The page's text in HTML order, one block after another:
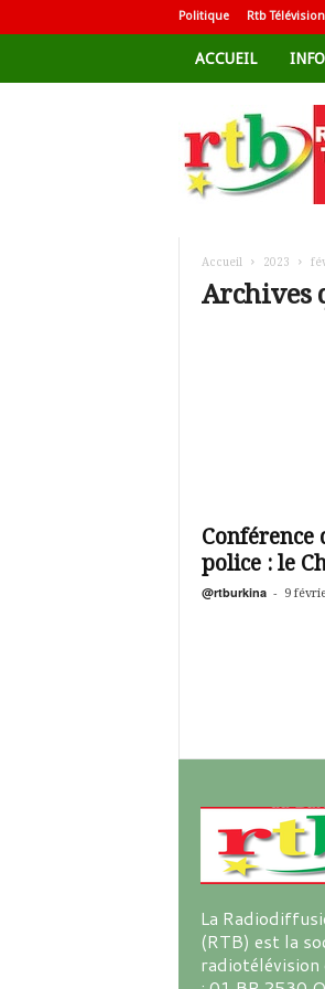
Politique Rtb Télévision
ACCUEIL
d
i
Accueil 2023
Archives
Conférence
police : le
@rtburkina - 9
La
(RTB) est la
radiotélévision